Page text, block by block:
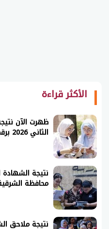
الأكثر قراءة
ظهرت الآن
الثاني 2026 برقم الجلوس
محافظة
نتيجة ملاحق